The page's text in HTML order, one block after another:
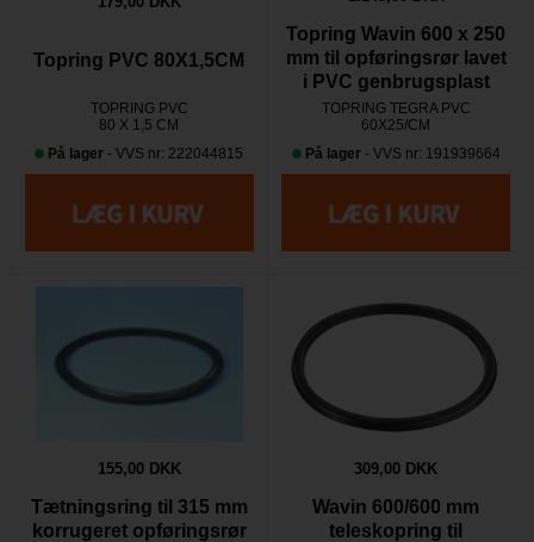
Topring PVC 80X1,5CM
TOPRING PVC
80 X 1,5 CM
På lager - VVS nr: 222044815
Topring Wavin 600 x 250
mm til opføringsrør lavet
i PVC genbrugsplast
TOPRING TEGRA PVC
60X25/CM
På lager - VVS nr: 191939664
155,00 DKK
Tætningsring til 315 mm
korrugeret opføringsrør
309,00 DKK
Wavin 600/600 mm
teleskopring til